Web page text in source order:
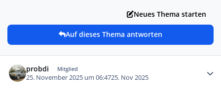
Neues Thema starten
Auf dieses Thema antworten
probdi Mitglied
25. November 2025 um 06:4725. Nov 2025